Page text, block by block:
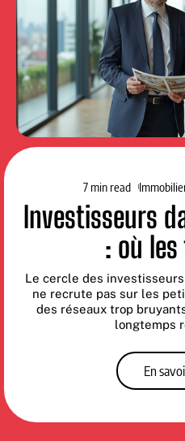
7 min read
Investisseurs
: où
Le cercle des
ne recrute pas sur les
des réseaux trop
longtemps
En